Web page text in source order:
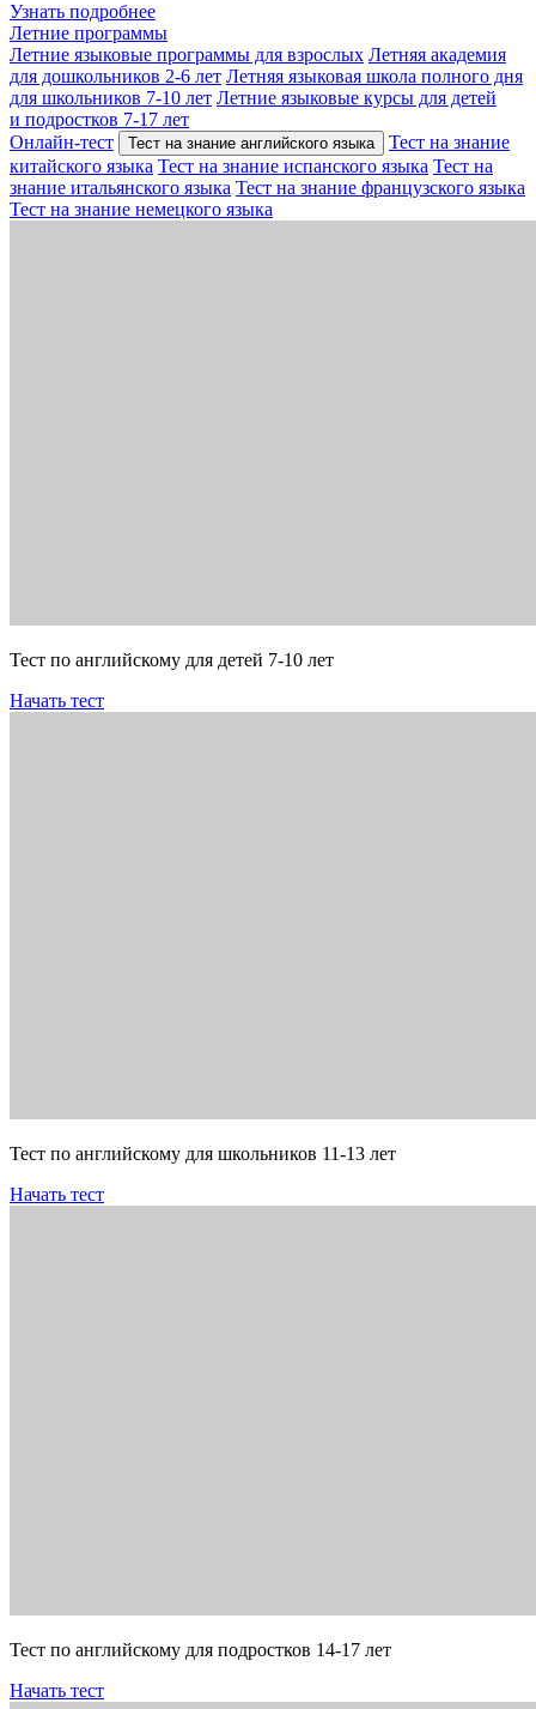
Узнать подробнее
Летние программы
Летние языковые программы для взрослых Летняя академия
для дошкольников 2-6 лет Летняя языковая школа полного дня
для школьников 7-10 лет Летние языковые курсы для детей
и подростков 7-17 лет
Онлайн-тест
Тест на знание английского языка
Тест на знание
китайского языка Тест на знание испанского языка Тест на
знание итальянского языка Тест на знание французского языка
Тест на знание немецкого языка
Тест по английскому для детей 7-10 лет
Начать тест
Тест по английскому для школьников 11-13 лет
Начать тест
Тест по английскому для подростков 14-17 лет
Начать тест